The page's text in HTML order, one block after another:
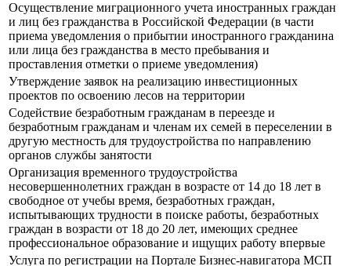
Осуществление миграционного учета иностранных граждан
и лиц без гражданства в Российской Федерации (в части
приема уведомления о прибытии иностранного гражданина
или лица без гражданства в место пребывания и
проставления отметки о приеме уведомления)
Утверждение заявок на реализацию инвестиционных
проектов по освоению лесов на территории
Содействие безработным гражданам в переезде и
безработным гражданам и членам их семей в переселении в
другую местность для трудоустройства по направлению
органов службы занятости
Организация временного трудоустройства
несовершеннолетних граждан в возрасте от 14 до 18 лет в
свободное от учебы время, безработных граждан,
испытывающих трудности в поиске работы, безработных
граждан в возрасти от 18 до 20 лет, имеющих среднее
профессиональное образование и ищущих работу впервые
Услуга по регистрации на Портале Бизнес-навигатора МСП